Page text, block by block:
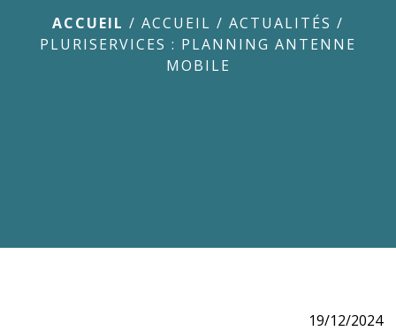
ACCUEIL / ACCUEIL / ACTUALITÉS /
PLURISERVICES : PLANNING ANTENNE
MOBILE
19/12/2024